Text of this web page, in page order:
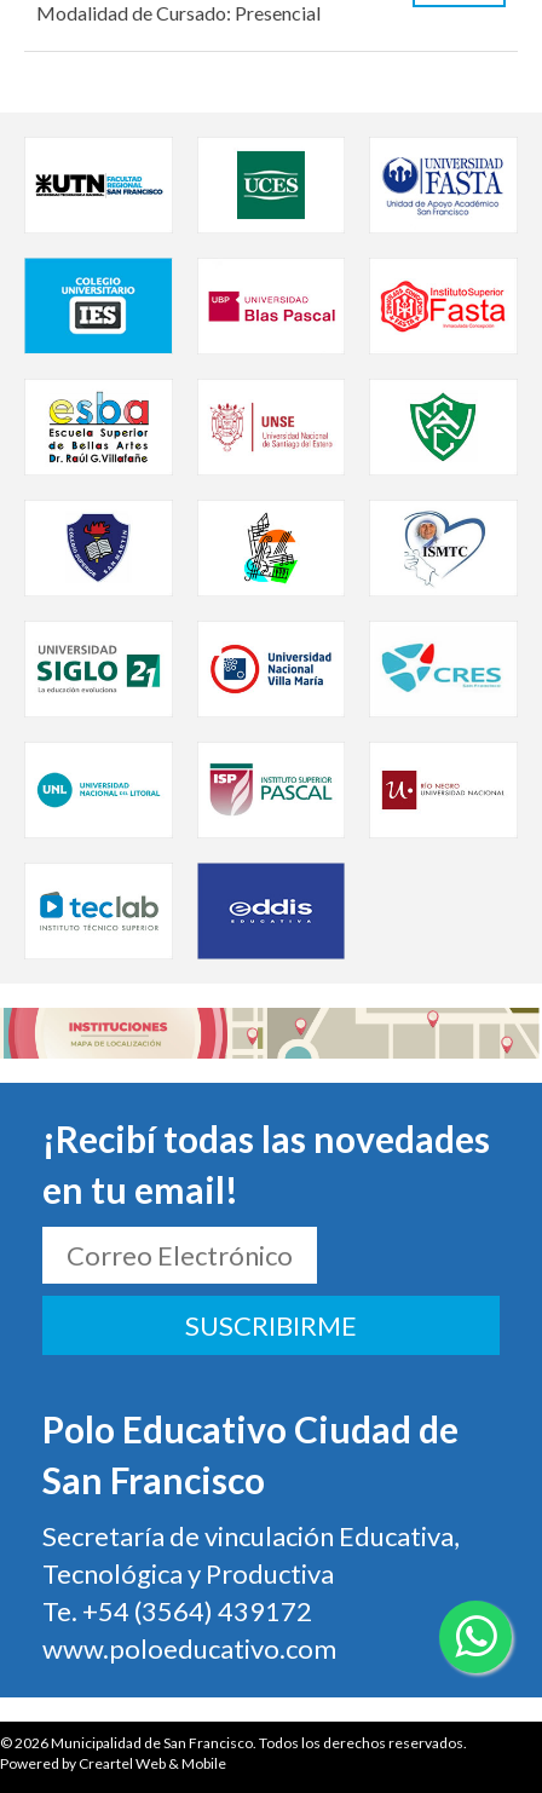
Modalidad de Cursado: Presencial
¡Recibí todas las novedades
en tu email!
SUSCRIBIRME
Polo Educativo Ciudad de
San Francisco
Secretaría de vinculación Educativa,
Tecnológica y Productiva
Te. +54 (3564) 439172
www.poloeducativo.com
© 2026Municipalidad de San Francisco. Todos los derechos reservados.
Powered byCreartel Web & Mobile